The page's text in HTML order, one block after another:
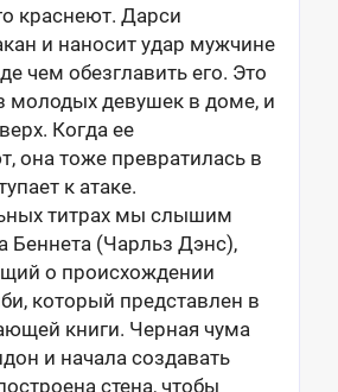
краснеют. Дарси
и наносит удар мужчине
чем обезглавить его. Это
молодых девушек в доме, и
Когда ее
она тоже превратилась в
к атаке.
титрах мы слышим
Беннета (Чарльз Дэнс),
о происхождении
который представлен в
книги. Черная чума
и начала создавать
стена, чтобы